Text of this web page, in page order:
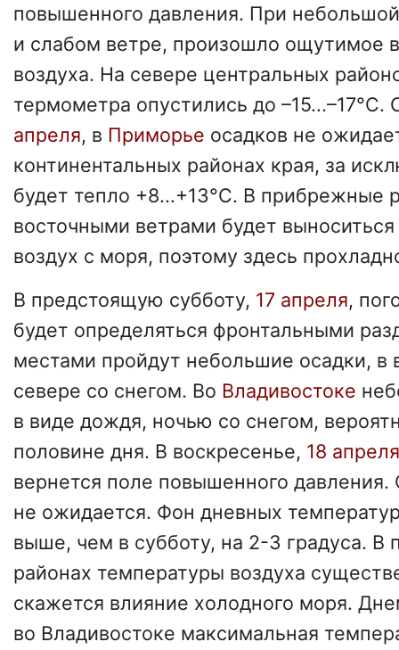
повышенного давления. При
и слабом ветре, произошло ощутимое
воздуха. На севере центральных
термометра опустились до
апреля, в Приморье осадков не
континентальных районах края, за
будет тепло +8...+13°С. В прибрежные
восточными ветрами будет
воздух с моря, поэтому здесь
В предстоящую субботу, 17 апреля,
будет определяться фронтальными
местами пройдут небольшие осадки, в
севере со снегом. Во Владивостоке
в виде дождя, ночью со снегом,
половине дня. В воскресенье, 18 апреля
вернется поле повышенного давления.
не ожидается. Фон дневных
выше, чем в субботу, на 2-3 градуса. В
районах температуры воздуха
скажется влияние холодного моря.
во Владивостоке максимальная